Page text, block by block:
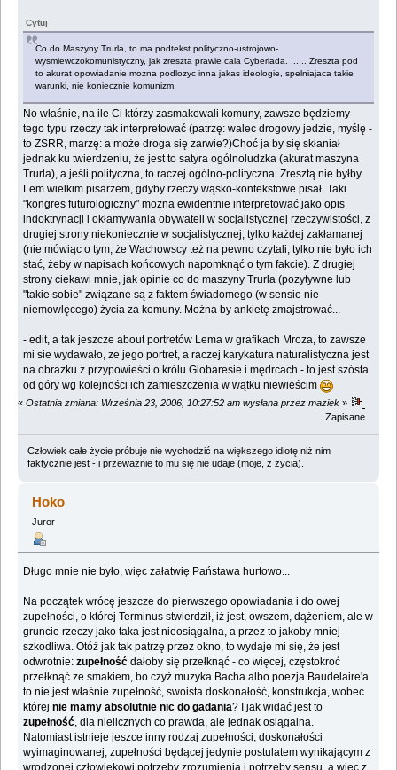
Cytuj
Co do Maszyny Trurla, to ma podtekst polityczno-ustrojowo-
wysmiewczokomunistyczny, jak zreszta prawie cala Cyberiada. ...... Zreszta pod
to akurat opowiadanie mozna podlozyc inna jakas ideologie, spelniajaca takie
warunki, nie koniecznie komunizm.
No właśnie, na ile Ci którzy zasmakowali komuny, zawsze będziemy
tego typu rzeczy tak interpretować (patrzę: walec drogowy jedzie, myślę -
to ZSRR, marzę: a może droga się zarwie?)Choć ja by się skłaniał
jednak ku twierdzeniu, że jest to satyra ogólnoludzka (akurat maszyna
Trurla), a jeśli polityczna, to raczej ogólno-polityczna. Zresztą nie byłby
Lem wielkim pisarzem, gdyby rzeczy wąsko-kontekstowe pisał. Taki
"kongres futurologiczny" mozna ewidentnie interpretować jako opis
indoktrynacji i okłamywania obywateli w socjalistycznej rzeczywistości, z
drugiej strony niekoniecznie w socjalistycznej, tylko każdej zakłamanej
(nie mówiąc o tym, że Wachowscy też na pewno czytali, tylko nie było ich
stać, żeby w napisach końcowych napomknąć o tym fakcie). Z drugiej
strony ciekawi mnie, jak opinie co do maszyny Trurla (pozytywne lub
"takie sobie" związane są z faktem świadomego (w sensie nie
niemowlęcego) życia za komuny. Można by ankietę zmajstrować...
- edit, a tak jeszcze about portretów Lema w grafikach Mroza, to zawsze
mi sie wydawało, ze jego portret, a raczej karykatura naturalistyczna jest
na obrazku z przypowieści o królu Globaresie i mędrcach - to jest szósta
od góry wg kolejności ich zamieszczenia w wątku niewieścim
« Ostatnia zmiana: Września 23, 2006, 10:27:52 am wysłana przez maziek »
Zapisane
Człowiek całe życie próbuje nie wychodzić na większego idiotę niż nim
faktycznie jest - i przeważnie to mu się nie udaje (moje, z życia).
Hoko
Juror
Długo mnie nie było, więc załatwię Państawa hurtowo...
Na początek wrócę jeszcze do pierwszego opowiadania i do owej
zupełności, o której Terminus stwierdził, iż jest, owszem, dążeniem, ale w
gruncie rzeczy jako taka jest nieosiągalna, a przez to jakoby mniej
szkodliwa. Otóż jak tak patrzę przez okno, to wydaje mi się, że jest
odwrotnie:zupełność dałoby się przełknąć - co więcej, częstokroć
przełknąć ze smakiem, bo czyż muzyka Bacha albo poezja Baudelaire'a
to nie jest właśnie zupełność, swoista doskonałość, konstrukcja, wobec
którejnie mamy absolutnie nic do gadania? I jak widać jest to
zupełność , dla nielicznych co prawda, ale jednak osiągalna.
Natomiast istnieje jeszce inny rodzaj zupełności, doskonałości
wyimaginowanej, zupełności będącej jedynie postulatem wynikającym z
wrodzonej człowiekowi potrzeby zrozumienia i potrzeby sensu, a więc z